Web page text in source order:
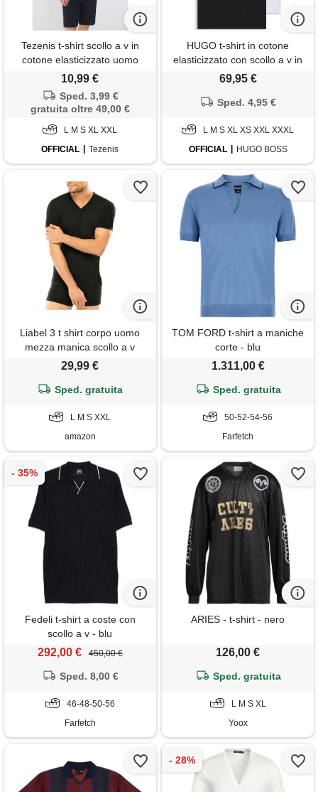
Tezenis t-shirt scollo a v in
cotone elasticizzato uomo
nero
10,99 €
Sped. 3,99 €
gratuita oltre 49,00 €
L M S XL XXL
OFFICIAL
Tezenis
HUGO t-shirt in cotone
elasticizzato con scollo a v in
confezione da due, bianco /
69,95 €
Sped. 4,95 €
L M S XL XS XXL XXXL
OFFICIAL
HUGO BOSS
Liabel 3 t shirt corpo uomo
mezza manica scollo a v
100% cotone art. 03828/53 (it,
testo, xxl, regular, regular, 3
pezzi nero)
29,99 €
Sped. gratuita
L M S XXL
amazon
TOM FORD t-shirt a maniche
corte - blu
1.311,00 €
Sped. gratuita
50-52-54-56
Farfetch
Fedeli t-shirt a coste con
scollo a v - blu
292,00 € 450,00 €
Sped. 8,00 €
46-48-50-56
Farfetch
ARIES - t-shirt - nero
126,00 €
Sped. gratuita
L M S XL
Yoox